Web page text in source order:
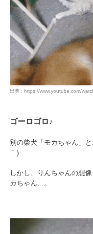
出典 : https://www.youtube.com/
ゴーロゴロ♪
別の柴犬「モカちゃん」
｀)
しかし、りんちゃんの想
カちゃん…。
PECOアプ